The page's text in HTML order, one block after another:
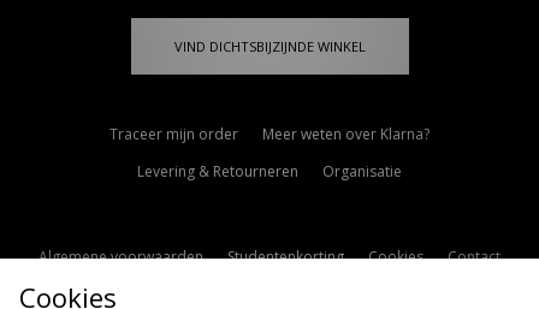
VIND DICHTSBIJZIJNDE WINKEL
Traceer mijn order
Meer weten over Klarna?
Levering & Retourneren
Organisatie
Algemene voorwaarden Studentenkorting Cookies
Contact
Cookie Instellingen
Cookies